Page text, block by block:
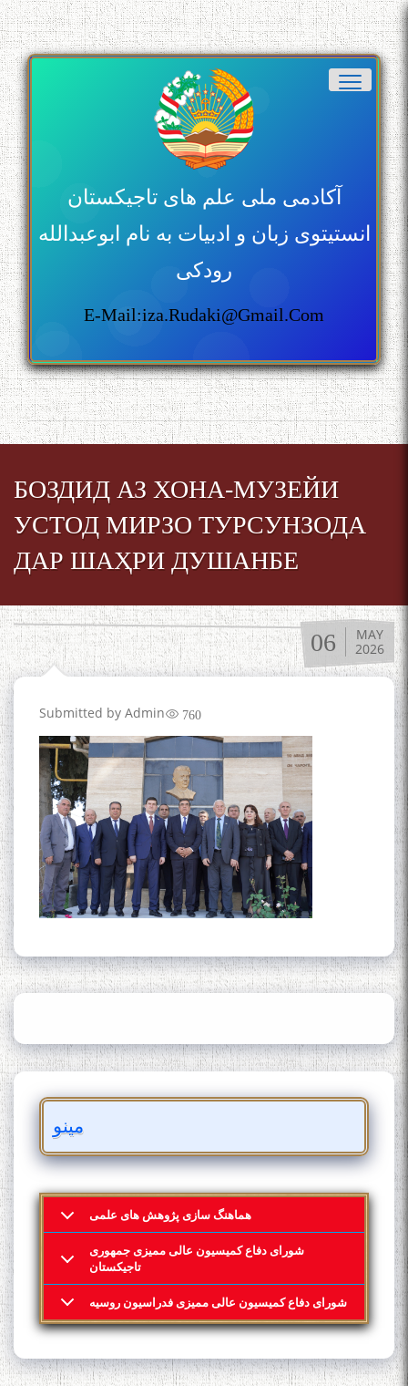
آکادمی ملی علم های تاجیکستان
انستیتوی زبان و ادبیات به نام ابوعبدالله
رودکی
E-Mail:iza.rudaki@gmail.com
БОЗДИД АЗ ХОНА-МУЗЕЙИ
УСТОД МИРЗО ТУРСУНЗОДА
ДАР ШАҲРИ ДУШАНБЕ
06
MAY
2026
Submitted by Admin 760
مینو
هماهنگ سازی پژوهش های علمی
شورای دفاع کمیسیون عالی ممیزی جمهوری
تاجیکستان
شورای دفاع کمیسیون عالی ممیزی فدراسیون روسیه